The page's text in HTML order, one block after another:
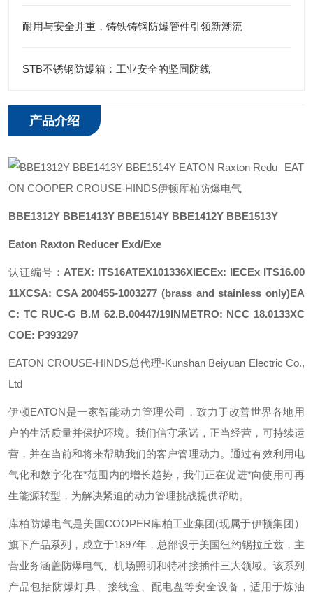
耐用与安全并重，铸铁铸钢防爆管件引领新潮流
STB不锈钢防爆箱：工业安全的坚固防线
产品介绍
EAT
ON COOPER CROUSE-HINDS伊顿库柏防爆电气
BBE1312Y BBE1413Y BBE1514Y BBE1412Y BBE1513Y
Eaton Raxton Reducer Exd/Exe
认证编号： ATEX: ITS16ATEX101336XIECEx: IECEx ITS16.00
11XCSA: CSA 200455-1003277 (brass and stainless only)EA
C: TC RUC-G B.M 62.B.00447/19INMETRO: NCC 18.0133XC
COE: P393297
EATON CROUSE-HINDS总代理-Kunshan Beiyuan Electric Co.,
Ltd
伊顿EATON是一家智能动力管理公司，致力于改善世界各地用
户的生活质量并保护环境。我们信守承诺，正当经营，可持续运
营，并在当前和将来帮助我们的客户管理动力。通过有效利用电
气化和数字化在*范围内的增长趋势，我们正在促进*向使用可再
生能源转型，为解决紧迫的动力管理挑战提供帮助。
库柏防爆电气是美国COOPER库柏工业集团(现属于伊顿集团）
旗下产品系列，成立于1897年，总部设于美国纽约锡拉丘兹，主
营业务涵盖防爆电气、机场照明和特种接插件三大领域。该系列
产品包括防爆灯具、接线盒、配电盘等安全设备，适用于炼油